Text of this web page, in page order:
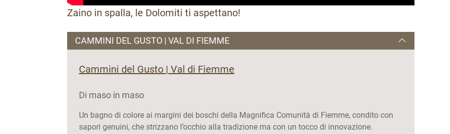
Zaino in spalla, le Dolomiti ti aspettano!
CAMMINI DEL GUSTO | VAL DI FIEMME
Cammini del Gusto | Val di Fiemme
Di maso in maso
Un bagno di colore ai margini dei boschi della Magnifica Comunità di Fiemme, condito con
sapori genuini, che strizzano l’occhio alla tradizione ma con un tocco di innovazione.